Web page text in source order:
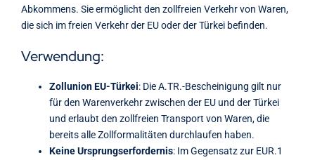
Abkommens. Sie ermöglicht den zollfreien Verkehr von Waren,
die sich im freien Verkehr der EU oder der Türkei befinden.
Verwendung:
Zollunion EU-Türkei: Die A.TR.-Bescheinigung gilt nur
für den Warenverkehr zwischen der EU und der Türkei
und erlaubt den zollfreien Transport von Waren, die
bereits alle Zollformalitäten durchlaufen haben.
Keine Ursprungserfordernis: Im Gegensatz zur EUR.1